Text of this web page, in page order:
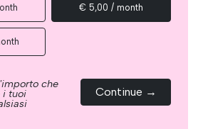
€ 5,00 / month
che
i tuoi Continue →